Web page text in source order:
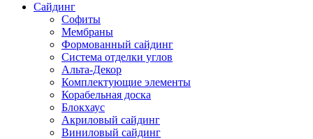
Сайдинг
Софиты
Мембраны
Формованный сайдинг
Система отделки углов
Альта-Декор
Комплектующие элементы
Корабельная доска
Блокхаус
Акриловый сайдинг
Виниловый сайдинг